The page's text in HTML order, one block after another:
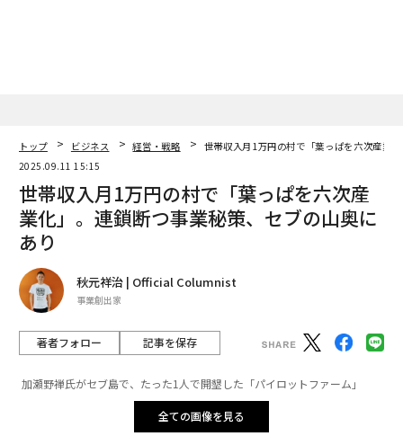
トップ ビジネス 経営・戦略
世帯収入月1万円の村で「葉っぱを六次産業
2025.09.11 15:15
世帯収入月1万円の村で「葉っぱを六次産
業化」。連鎖断つ事業秘策、セブの山奥に
あり
秋元祥治 | Official Columnist
事業創出家
著者フォロー 記事を保存
加瀬野禅氏がセブ島で、たった1人で開墾した「パイロットファーム」
全ての画像を見る